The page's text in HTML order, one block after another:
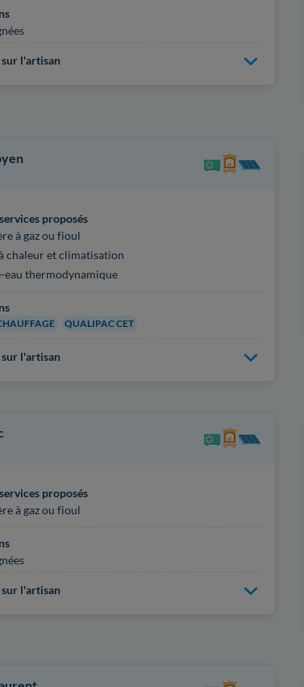
l'artisan
proposés
à gaz ou fioul
chaleur et climatisation
eau thermodynamique
QUALIPAC CET
l'artisan
proposés
à gaz ou fioul
l'artisan